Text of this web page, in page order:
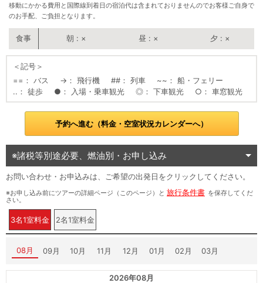
移動にかかる費用と国際線到着日の宿泊代は含まれておりませんのでお客様ご自身で
のお手配、ご負担となります。
朝 × 昼 × 夕 ×
＜記号＞
==
バス → 飛行機 ## 列車 ~~
船・フェリー
..
徒歩 ● 入場・乗車観光 ◎ 下車観光 ○ 車窓観光
予約へ進む（料金・空室状況カレンダーへ）
※諸税等別途必要、燃油別・お申し込み
お問い合わせ・お申込みは、ご希望の出発日をクリックしてください。
※お申し込み前にツアーの詳細ページ（このページ）と 旅行条件書 を保存してくだ
さい。
3名1室料金 2名1室料金
08月 09月 10月 11月 12月 01月 02月 03月
2026年08月